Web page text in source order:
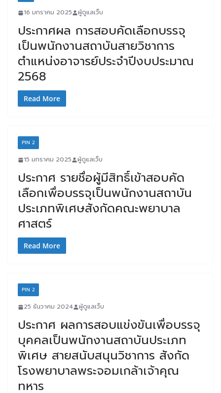
16 มกราคม 2025 ผู้ดูแลเว็บ
ประกาศผล การสอบคัดเลือกบรรจุ
เป็นพนักงานสถาบันสายวิชาการ
ตำแหน่งอาจารย์ประจำปีงบประมาณ
2568
Read More
PIN 2
15 มกราคม 2025 ผู้ดูแลเว็บ
ประกาศ รายชื่อผู้มีสิทธิ์เข้าสอบคัด
เลือกเพื่อบรรจุเป็นพนักงานสถาบัน
ประเภทพิเศษสังกัดคณะพยาบาล
ศาสตร์
Read More
PIN 2
25 ธันวาคม 2024 ผู้ดูแลเว็บ
ประกาศ ผลการสอบแข่งขันเพื่อบรรจุ
บุคคลเป็นพนักงานสถาบันประเภท
พิเศษ สายสนับสนุนวิชาการ สังกัด
โรงพยาบาลพระจอมเกล้าเจ้าคุณ
ทหาร